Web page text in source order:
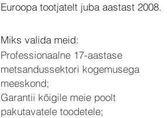
Euroopa tootjatelt juba aastast 2008.
Miks valida meid:
Professionaalne 17-aastase
metsandussektori kogemusega
meeskond;
Garantii kõigile meie poolt
pakutavatele toodetele;